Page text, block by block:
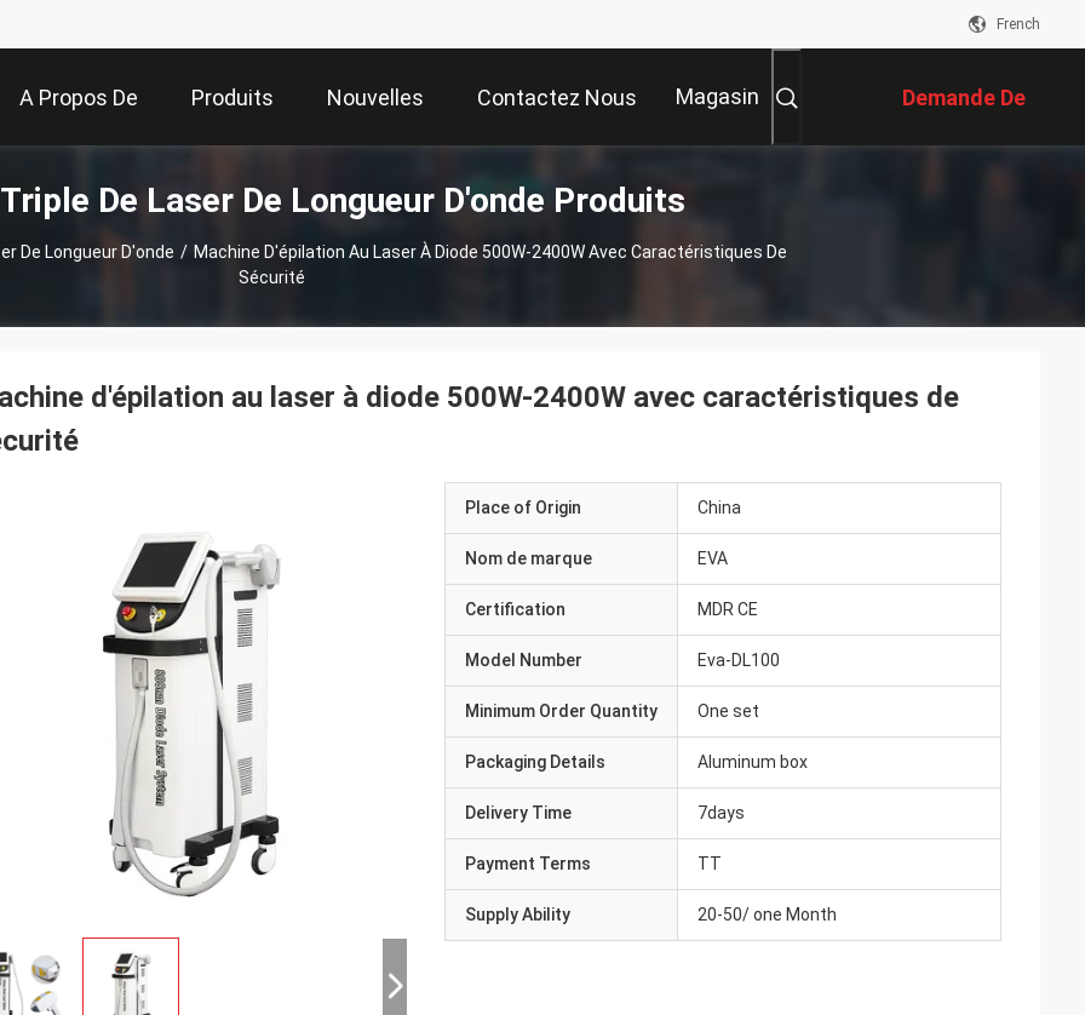
French
A Propos De
Nous
Produits Nouvelles Contactez Nous Magasin Demande De
Soumission
De Laser De Longueur D'onde Produits
De Longueur D'onde / Machine D'épilation Au Laser À Diode 500W-2400W Avec Caractéristiques De
Sécurité
d'épilation au laser à diode 500W-2400W avec caractéristiques de
Place of Origin China
Nom de marque EVA
Certification MDR CE
Model Number Eva-DL100
Minimum Order Quantity One set
Packaging Details Aluminum box
Delivery Time 7days
Payment Terms TT
Supply Ability 20-50/ one Month